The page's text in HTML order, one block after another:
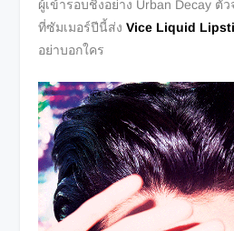
ผู้เข้ารอบชิงอย่าง Urban Decay ตั
ที่ซัมเมอร์ปีนี้ส่งVice Liquid
อย่าบอกใคร